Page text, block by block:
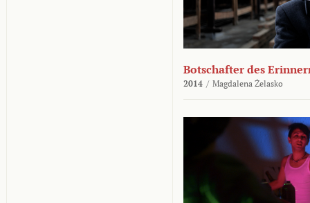
Botschafter des
2014 / Magdalena Żelasko